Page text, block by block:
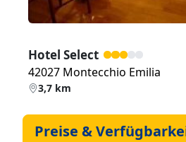
Hotel Select
42027 Montecchio Emilia
3,7 km
Preise &